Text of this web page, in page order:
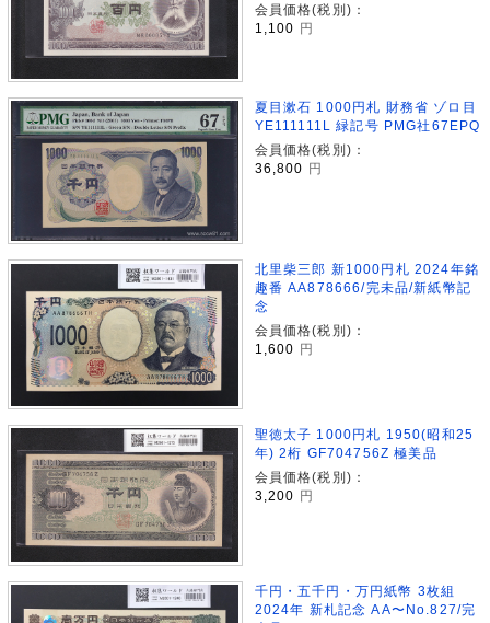
会員価格(税別)：
1,100 円
夏目漱石 1000円札 財務省 ゾロ目
YE111111L 緑記号 PMG社67EPQ
会員価格(税別)：
36,800
円
北里柴三郎 新1000円札 2024年銘
趣番 AA878666/完未品/新紙幣記
念
会員価格(税別)：
1,600
円
聖徳太子 1000円札 1950(昭和25
年) 2桁 GF704756Z 極美品
会員価格(税別)：
3,200 円
千円・五千円・万円紙幣 3枚組
2024年 新札記念 AA〜No.827/完